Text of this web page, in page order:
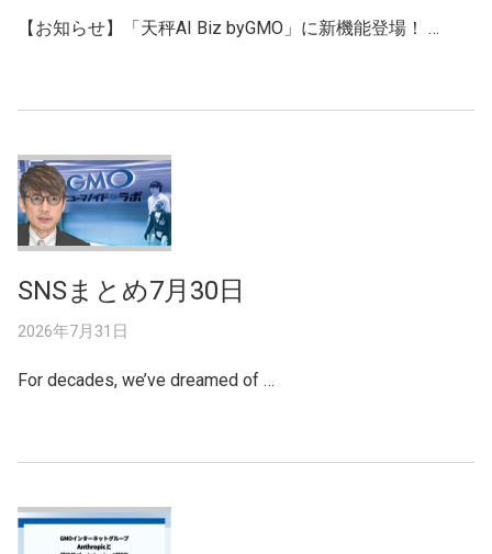
【お知らせ】「天秤AI Biz byGMO」に新機能登場！ …
SNSまとめ7月30日
2026年7月31日
For decades, we’ve dreamed of …